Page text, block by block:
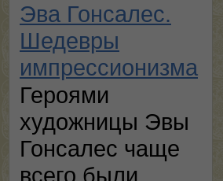
Эва Гонсалес.
Шедевры
импрессионизма
Героями
художницы Эвы
Гонсалес чаще
всего были